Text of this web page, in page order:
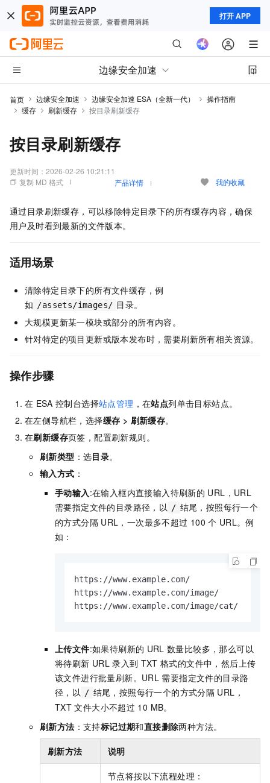
打开 APP
边缘安全加速
首页 边缘安全加速 边缘安全加速 ESA（全新一代）
操作指南
缓存
刷新缓存 按目录刷新缓存
按目录刷新缓存
更新时间： 2026-02-26 10:21:11
复制 MD 格式
产品详情 我的收藏
通过目录刷新缓存，可以移除特定目录下的所有缓存内容，确保
用户及时看到最新的文件版本。
适用场景
清除特定目录下的所有文件缓存，例
如 /assets/images/ 目录。
大规模更新某一模块或部分的所有内容。
针对特定的项目更新或版本发布时，需要刷新所有相关资源。
操作步骤
在 ESA 控制台选择站点管理 ，在站点列单击目标站点。
在左侧导航栏，选择缓存 > 刷新缓存。
在刷新缓存页签，配置刷新规则。
刷新类型 ：选目录。
输入方式 ：
手动输入:在输入框内直接输入待刷新的 URL，URL
需要指定文件的目录路径，以 / 结尾，按照每行一个
的方式分隔 URL，一次最多不超过 100 个 URL。例
如：
https://www.example.com/
https://www.example.com/image/
https://www.example.com/image/cat/
上传文件:如果待刷新的 URL 数量比较多，那么可以
将待刷新 URL 录入到 TXT 格式的文件中，然后上传
该文件进行批量刷新。URL 需要指定文件的目录路
径，以 / 结尾，按照每行一个的方式分隔 URL，
TXT 文件大小不超过 10 MB。
刷新方法 ：支持标记过期和直接删除两种方法。
刷新方法 说明
节点将按以下流程处理：